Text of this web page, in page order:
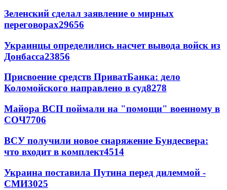
Зеленский сделал заявление о мирных
переговорах29656
Украинцы определились насчет вывода войск из
Донбасса23856
Присвоение средств ПриватБанка: дело
Коломойского направлено в суд8278
Майора ВСП поймали на "помощи" военному в
СОЧ7706
ВСУ получили новое снаряжение Бундесвера:
что входит в комплект4514
Украина поставила Путина перед дилеммой -
СМИ3025